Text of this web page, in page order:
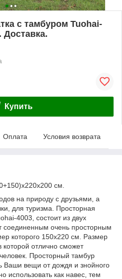
с тамбуром Tuohai-
Доставка.
Купить
Оплата Условия возврата
см.
на природу с друзьями, а
для туризма. Просторная
4003, состоит из двух
соединенным очень просторным
которого 150х220 см. Размер
отлично сможет
Просторный тамбур
Ваши вещи от дождя и знойного
использовать как навес, тем